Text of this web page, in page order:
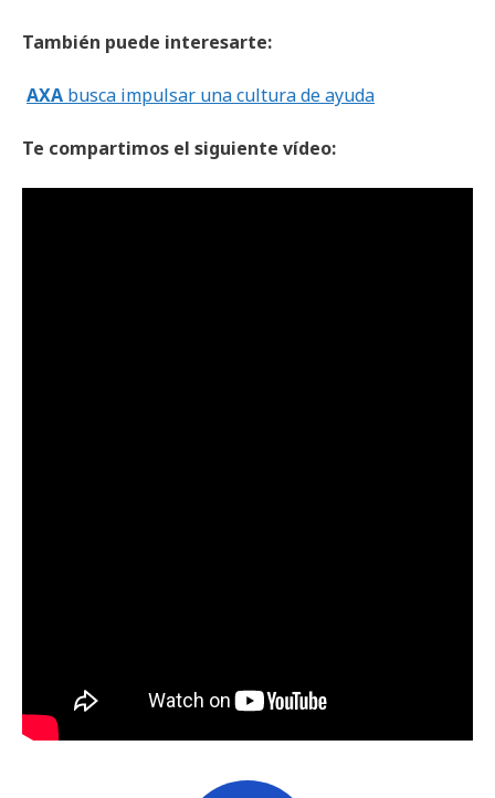
También puede interesarte:
AXA busca impulsar una cultura de ayuda
Te compartimos el siguiente vídeo: